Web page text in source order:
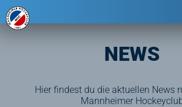
NEWS
Hier findest du die aktuellen News
Mannheimer